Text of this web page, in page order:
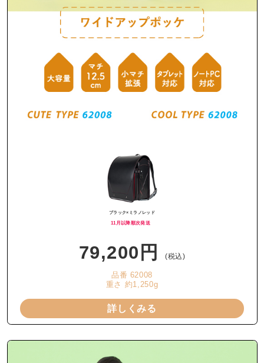
ブラック×ミラノレッド
11月以降順次発送
79,200円 (税込)
品番 62008
重さ 約1,250g
詳しくみる